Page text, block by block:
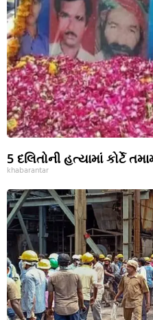
5 દલિતોની હત્યામાં કોર્ટે
khabarantar